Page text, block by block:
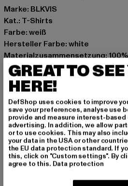
Marke: BLKVIS
Kat.: T-Shirts
Farbe: weiß
Hersteller Farbe: white
Materialzusammensetzung:
Art.Nr: 42512507-00220
Hersteller: Play Hard GmbH |
Landwehrstrasse 70A | 80336
GRÖSSE & PASSFORM
PFLEGEHINWEISE
LIEFERUNG & RÜCKGABE
GREAT TO
HERE!
DefShop uses cookies to improve
save your preferences, analyse use
provide and measure interest-
advertising. In addition, we allow
or to use cookies. This may also
your data in the USA or other
the EU data protection standard. If
this, click on "Custom settings". By
agree to this. Data protection